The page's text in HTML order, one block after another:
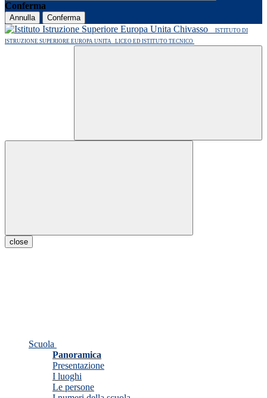
Conferma
Annulla Conferma
ISTITUTO DI
ISTRUZIONE SUPERIORE EUROPA UNITA LICEO ED ISTITUTO TECNICO
close
Scuola
Panoramica
Presentazione
I luoghi
Le persone